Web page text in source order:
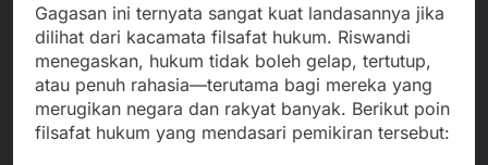
Gagasan ini ternyata sangat kuat landasannya jika
dilihat dari kacamata filsafat hukum. Riswandi
menegaskan, hukum tidak boleh gelap, tertutup,
atau penuh rahasia—terutama bagi mereka yang
merugikan negara dan rakyat banyak. Berikut poin
filsafat hukum yang mendasari pemikiran tersebut: